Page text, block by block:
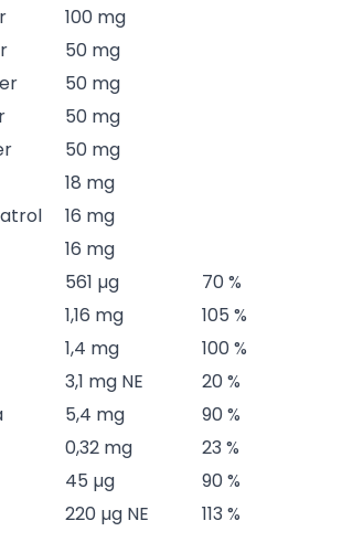
100 mg
50 mg
50 mg
50 mg
50 mg
18 mg
16 mg
16 mg
561 µg
70 %
1,16 mg
105 %
1,4 mg
100 %
3,1 mg NE
20 %
5,4 mg
90 %
0,32 mg
23 %
45 µg
90 %
220 µg NE
113 %